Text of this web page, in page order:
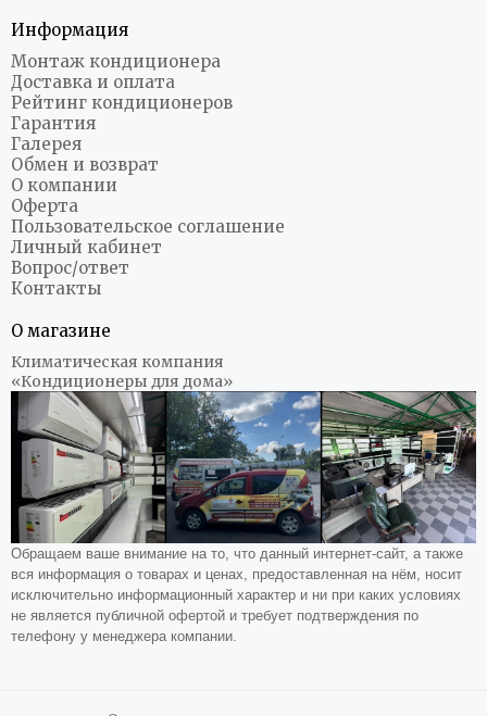
Информация
Монтаж кондиционера
Доставка и оплата
Рейтинг кондиционеров
Гарантия
Галерея
Обмен и возврат
О компании
Оферта
Пользовательское соглашение
Личный кабинет
Вопрос/ответ
Контакты
О магазине
Климатическая компания
«Кондиционеры для дома»
Обращаем ваше внимание на то, что данный интернет-сайт, а также
вся информация о товарах и ценах, предоставленная на нём, носит
исключительно информационный характер и ни при каких условиях
не является публичной офертой и требует подтверждения по
телефону у менеджера компании.